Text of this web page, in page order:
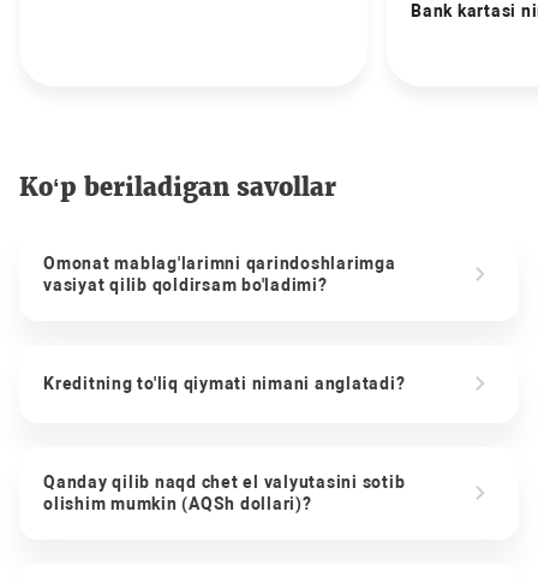
Bank kartasi
Ko‘p beriladigan savollar
Omonat mablag'larimni qarindoshlarimga
vasiyat qilib qoldirsam bo'ladimi?
Kreditning to'liq qiymati nimani anglatadi?
Qanday qilib naqd chet el valyutasini sotib
olishim mumkin (AQSh dollari)?